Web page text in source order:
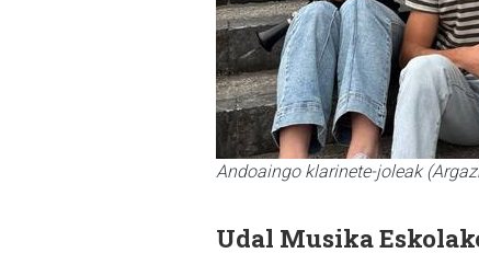
Andoaingo klarinete-joleak
Udal Musika